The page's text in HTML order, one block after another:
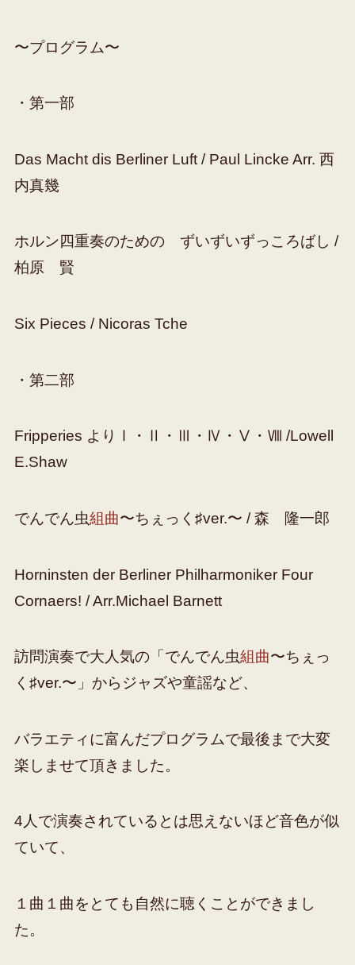
〜プログラム〜
・第一部
Das Macht dis Berliner Luft / Paul Lincke Arr. 西
内真幾
ホルン四重奏のための ずいずいずっころばし /
柏原 賢
Six Pieces / Nicoras Tche
・第二部
Fripperies よりⅠ・Ⅱ・Ⅲ・Ⅳ・Ⅴ・Ⅷ /Lowell
E.Shaw
でんでん虫組曲〜ちぇっく♯ver.〜 / 森 隆一郎
Horninsten der Berliner Philharmoniker Four
Cornaers! / Arr.Michael Barnett
訪問演奏で大人気の「でんでん虫組曲〜ちぇっ
く♯ver.〜」からジャズや童謡など、
バラエティに富んだプログラムで最後まで大変
楽しませて頂きました。
4人で演奏されているとは思えないほど音色が似
ていて、
１曲１曲をとても自然に聴くことができまし
た。